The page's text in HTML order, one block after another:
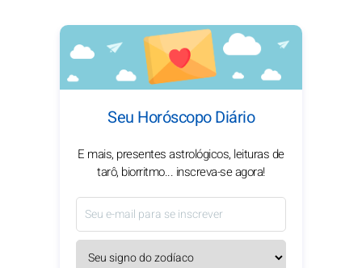
Seu Horóscopo Diário
E mais, presentes astrológicos, leituras de
tarô, biorritmo... inscreva-se agora!